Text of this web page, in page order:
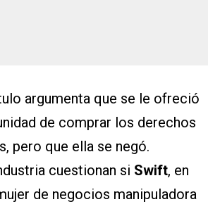
argumenta que se le ofreció
de comprar los derechos
pero que ella se negó.
cuestionan si Swift, en
de negocios manipuladora